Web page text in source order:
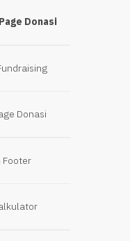
Donasi
Donasi
Footer